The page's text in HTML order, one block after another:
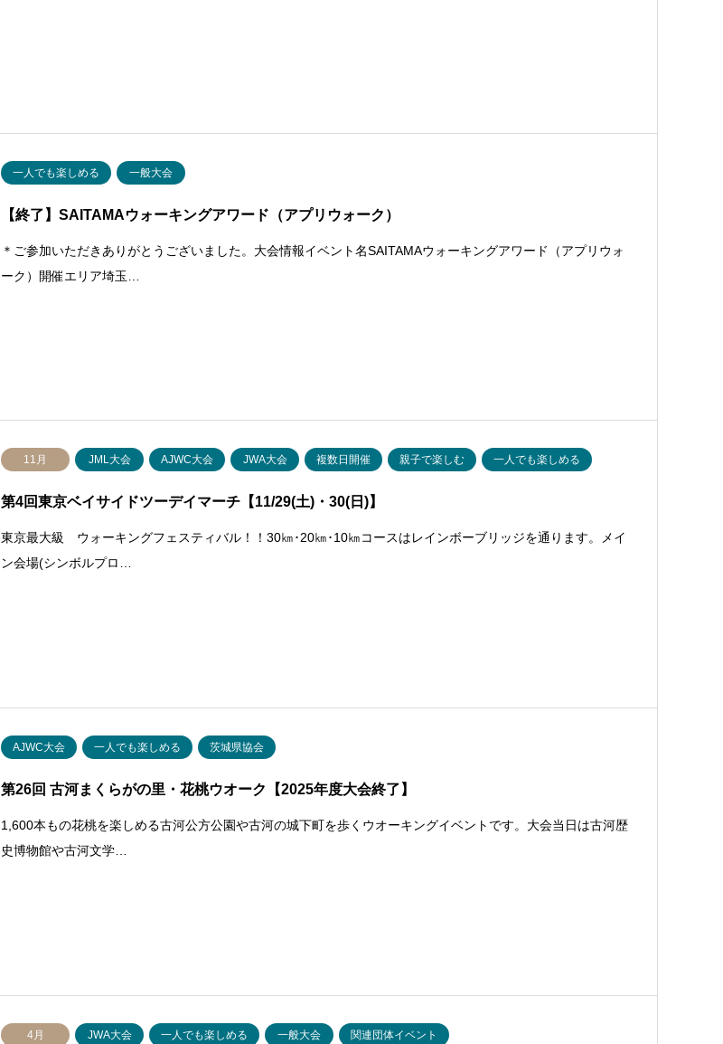
一人でも楽しめる 一般大会
【終了】SAITAMAウォーキングアワード（アプリウォーク）
＊ご参加いただきありがとうございました。大会情報イベント名SAITAMAウォーキングアワード（アプリウォ
ーク）開催エリア埼玉…
11月 JML大会 AJWC大会 JWA大会 複数日開催 親子で楽しむ 一人でも楽しめる
第4回東京ベイサイドツーデイマーチ【11/29(土)・30(日)】
東京最大級 ウォーキングフェスティバル！！30㎞･20㎞･10㎞コースはレインボーブリッジを通ります。メイ
ン会場(シンボルプロ…
AJWC大会 一人でも楽しめる 茨城県協会
第26回 古河まくらがの里・花桃ウオーク【2025年度大会終了】
1,600本もの花桃を楽しめる古河公方公園や古河の城下町を歩くウオーキングイベントです。大会当日は古河歴
史博物館や古河文学…
4月 JWA大会 一人でも楽しめる 一般大会 関連団体イベント